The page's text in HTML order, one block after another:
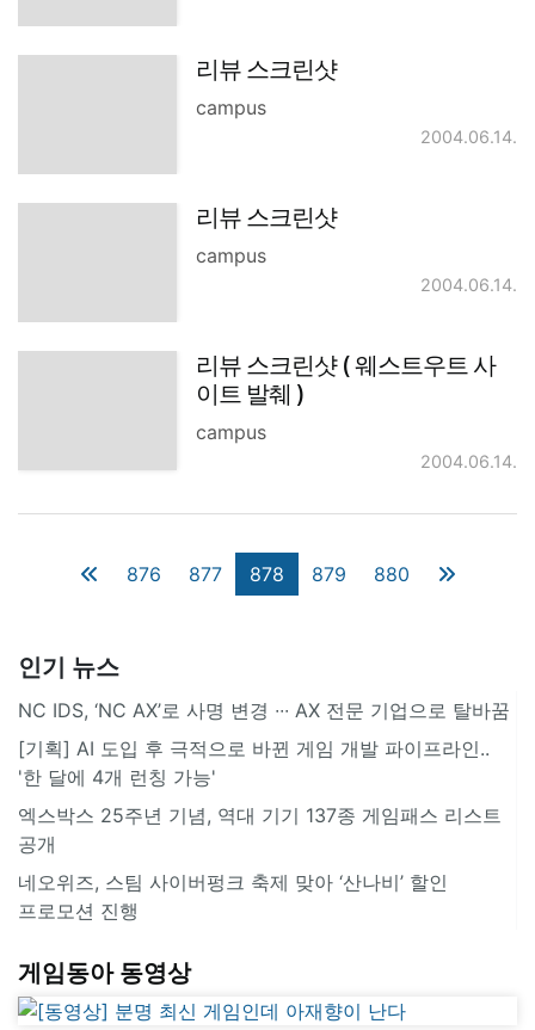
리뷰 스크린샷
campus
2004.06.14.
리뷰 스크린샷
campus
2004.06.14.
리뷰 스크린샷 ( 웨스트우트 사
이트 발췌 )
campus
2004.06.14.
876 877 878 879 880
인기 뉴스
NC IDS, ‘NC AX’로 사명 변경 ∙∙∙ AX 전문 기업으로 탈바꿈
[기획] AI 도입 후 극적으로 바뀐 게임 개발 파이프라인..
'한 달에 4개 런칭 가능'
엑스박스 25주년 기념, 역대 기기 137종 게임패스 리스트
공개
네오위즈, 스팀 사이버펑크 축제 맞아 ‘산나비’ 할인
프로모션 진행
게임동아 동영상